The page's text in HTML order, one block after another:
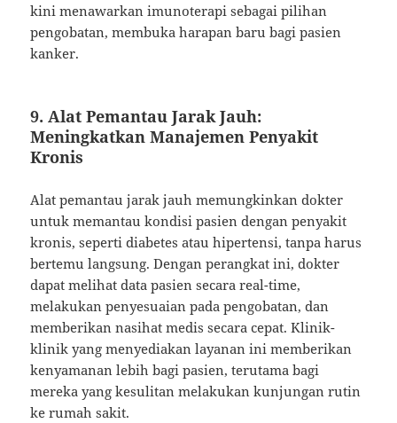
kini menawarkan imunoterapi sebagai pilihan
pengobatan, membuka harapan baru bagi pasien
kanker.
9.Alat Pemantau Jarak Jauh:
Meningkatkan Manajemen Penyakit
Kronis
Alat pemantau jarak jauh memungkinkan dokter
untuk memantau kondisi pasien dengan penyakit
kronis, seperti diabetes atau hipertensi, tanpa harus
bertemu langsung. Dengan perangkat ini, dokter
dapat melihat data pasien secara real-time,
melakukan penyesuaian pada pengobatan, dan
memberikan nasihat medis secara cepat. Klinik-
klinik yang menyediakan layanan ini memberikan
kenyamanan lebih bagi pasien, terutama bagi
mereka yang kesulitan melakukan kunjungan rutin
ke rumah sakit.